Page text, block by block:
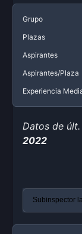
Grupo
Plazas
Aspirantes
Aspirantes/Plaza
Experiencia
Datos de
2022